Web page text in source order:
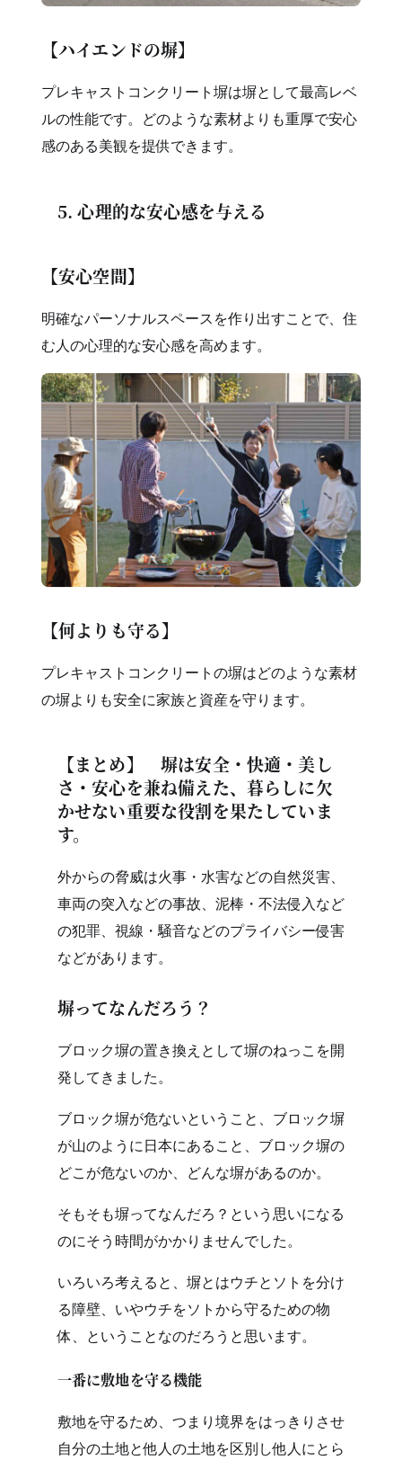
【ハイエンドの塀】
プレキャストコンクリート塀は塀として最高レベ
ルの性能です。どのような素材よりも重厚で安心
感のある美観を提供できます。
5. 心理的な安心感を与える
【安心空間】
明確なパーソナルスペースを作り出すことで、住
む人の心理的な安心感を高めます。
【何よりも守る】
プレキャストコンクリートの塀はどのような素材
の塀よりも安全に家族と資産を守ります。
【まとめ】 塀は安全・快適・美し
さ・安心を兼ね備えた、暮らしに欠
かせない重要な役割を果たしていま
す。
外からの脅威は火事・水害などの自然災害、
車両の突入などの事故、泥棒・不法侵入など
の犯罪、視線・騒音などのプライバシー侵害
などがあります。
塀ってなんだろう？
ブロック塀の置き換えとして塀のねっこを開
発してきました。
ブロック塀が危ないということ、ブロック塀
が山のように日本にあること、ブロック塀の
どこが危ないのか、どんな塀があるのか。
そもそも塀ってなんだろ？という思いになる
のにそう時間がかかりませんでした。
いろいろ考えると、塀とはウチとソトを分け
る障壁、いやウチをソトから守るための物
体、ということなのだろうと思います。
一番に敷地を守る機能
敷地を守るため、つまり境界をはっきりさせ
自分の土地と他人の土地を区別し他人にとら